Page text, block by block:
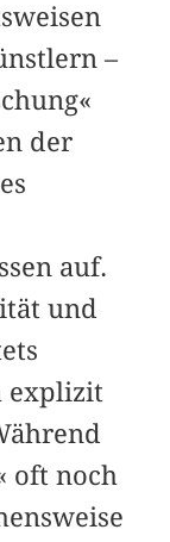
–
der
auf.
und
explizit
oft noch